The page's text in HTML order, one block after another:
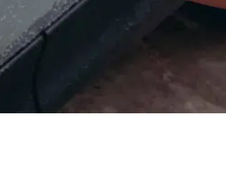
pölyn pois pinnalta, estäen naarmujen ja pyörrejälkien
ja sopii erinomaisesti auton kuivaamiseen ja kiillotusaineiden